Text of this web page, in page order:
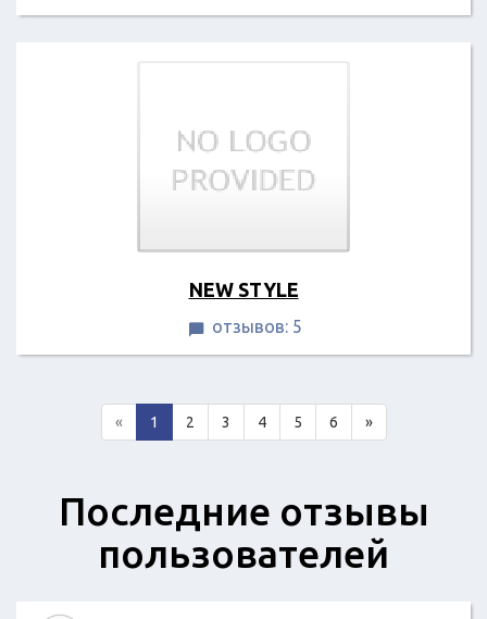
NEW STYLE
 отзывов: 5
« 1 2 3 4 5 6 »
Последние отзывы
пользователей